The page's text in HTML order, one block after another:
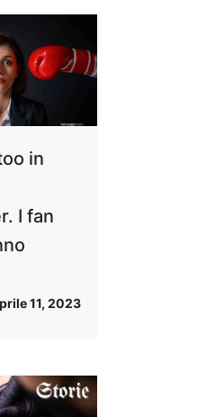
in
I fan
11, 2023